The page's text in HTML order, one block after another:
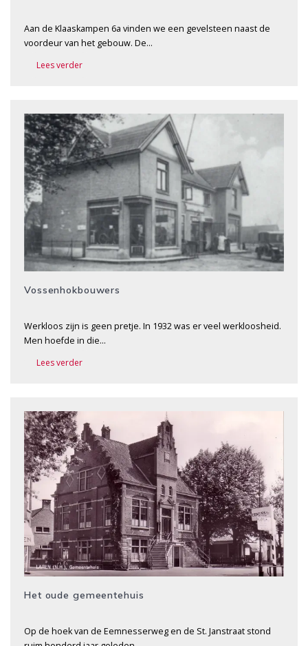
Aan de Klaaskampen 6a vinden we een gevelsteen naast de
voordeur van het gebouw. De…
Lees verder
Vossenhokbouwers
Werkloos zijn is geen pretje. In 1932 was er veel werkloosheid.
Men hoefde in die…
Lees verder
Het oude gemeentehuis
Op de hoek van de Eemnesserweg en de St. Janstraat stond